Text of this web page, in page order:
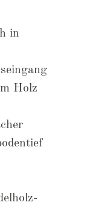
in
Holz